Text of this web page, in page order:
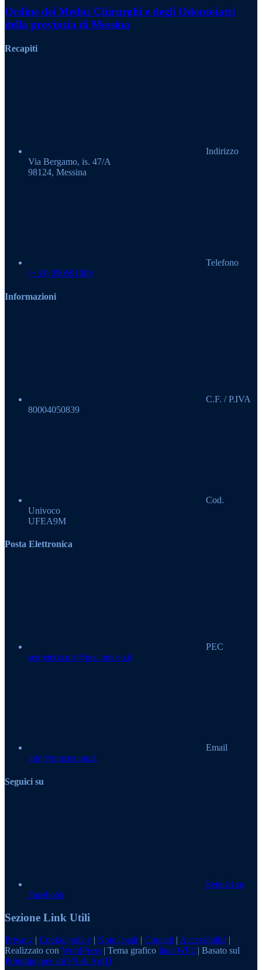
Ordine dei Medici Chirurghi e degli Odontoiatri
della provincia di Messina
Recapiti
Indirizzo
Via Bergamo, is. 47/A
98124, Messina
Telefono
(+39) 090691089
Informazioni
C.F. / P.IVA
80004050839
Cod.
Univoco
UFEA9M
Posta Elettronica
PEC
segreteria.me@pec.omceo.it
Email
info@omceo.me.it
Seguici su
Seguici su
Facebook
Sezione Link Utili
Privacy | Cookie policy | Note legali | Contatti | Accessibilità |
Realizzato con WordPress | Tema grafico ItaliaWP2 | Basato sul
Prototipo per siti PA di AgID